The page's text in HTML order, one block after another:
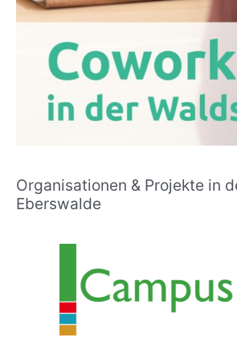
Organisationen & Projekte in
Eberswalde